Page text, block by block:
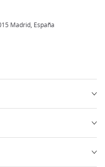
Madrid, España